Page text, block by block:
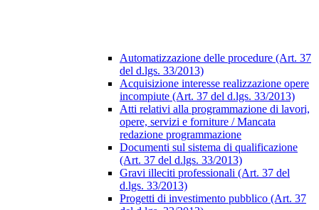
Automatizzazione delle procedure (Art. 37
del d.lgs. 33/2013)
Acquisizione interesse realizzazione opere
incompiute (Art. 37 del d.lgs. 33/2013)
Atti relativi alla programmazione di lavori,
opere, servizi e forniture / Mancata
redazione programmazione
Documenti sul sistema di qualificazione
(Art. 37 del d.lgs. 33/2013)
Gravi illeciti professionali (Art. 37 del
d.lgs. 33/2013)
Progetti di investimento pubblico (Art. 37